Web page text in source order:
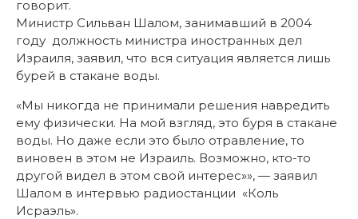
говорит.
Министр Сильван Шалом, занимавший в 2004
году должность министра иностранных дел
Израиля, заявил, что вся ситуация является лишь
бурей в стакане воды.
«Мы никогда не принимали решения навредить
ему физически. На мой взгляд, это буря в стакане
воды. Но даже если это было отравление, то
виновен в этом не Израиль. Возможно, кто-то
другой видел в этом свой интерес»», — заявил
Шалом в интервью радиостанции «Коль
Исраэль».